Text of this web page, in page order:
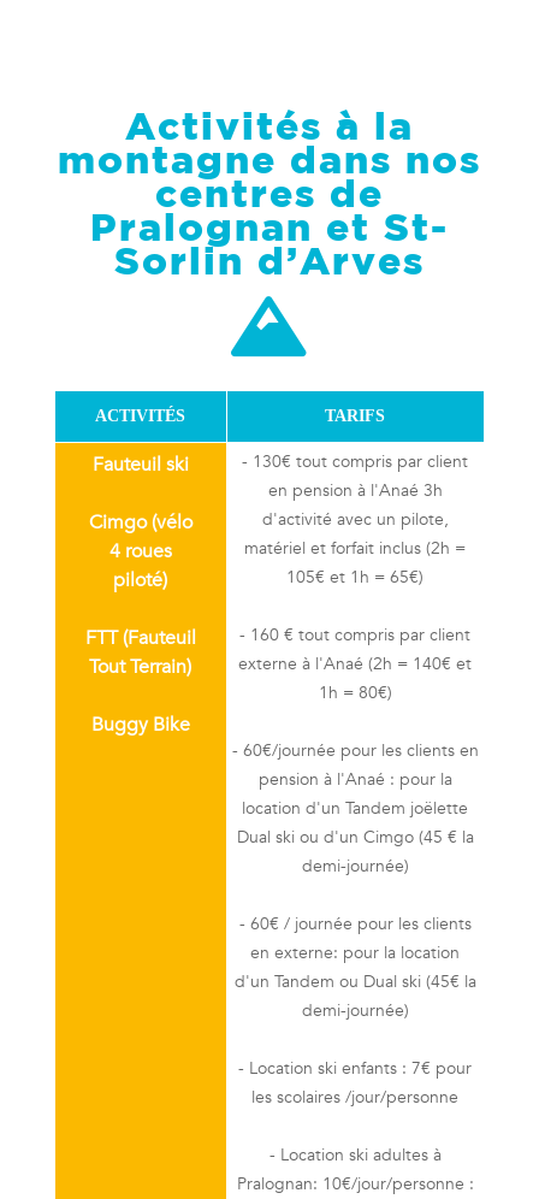
Activités à la
montagne d ans nos
centres de
Pralognan et St-
Sorlin d’Arves

ACTIVITÉS TARIFS
Fauteuil ski
Cimgo (vélo
4 roues
piloté)
FTT (Fauteuil
Tout Terrain)
Buggy Bike
- 130€ tout compris par client
en pension à l'Anaé 3h
d'activité avec un pilote,
matériel et forfait inclus (2h =
105€ et 1h = 65€)
- 160 € tout compris par client
externe à l'Anaé (2h = 140€ et
1h = 80€)
- 60€/journée pour les clients en
pension à l'Anaé : pour la
location d'un Tandem joëlette
Dual ski ou d'un Cimgo (45 € la
demi-journée)
- 60€ / journée pour les clients
en externe: pour la location
d'un Tandem ou Dual ski (45€ la
demi-journée)
- Location ski enfants : 7€ pour
les scolaires /jour/personne
- Location ski adultes à
Pralognan: 10€/jour/personne :